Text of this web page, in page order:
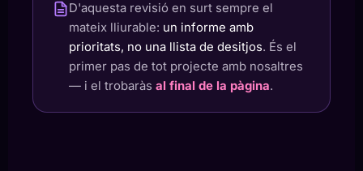
D'aquesta revisió en surt sempre el
mateix lliurable: un informe amb
prioritats, no una llista de desitjos. És el
primer pas de tot projecte amb nosaltres
— i el trobaràs al final de la pàgina.